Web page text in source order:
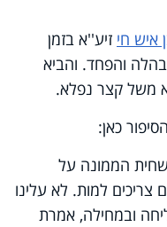
איש חי זיע''א בזמן
והפחד. והביא
משל קצר נפלא.
כאן:
הממונה על
למות. לא עלינו
ובמחילה, אמרת